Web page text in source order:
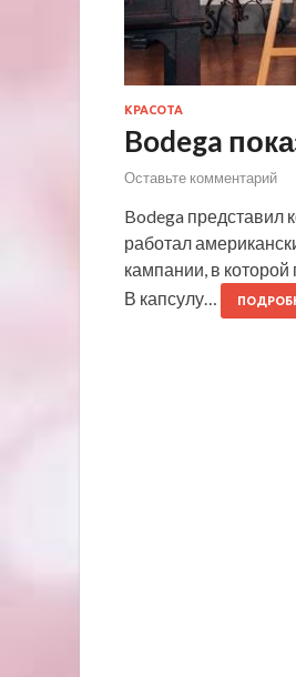
КРАСОТА
Bodega
Оставьте комментарий
Bodega представил
работал
кампании, в
В капсулу…